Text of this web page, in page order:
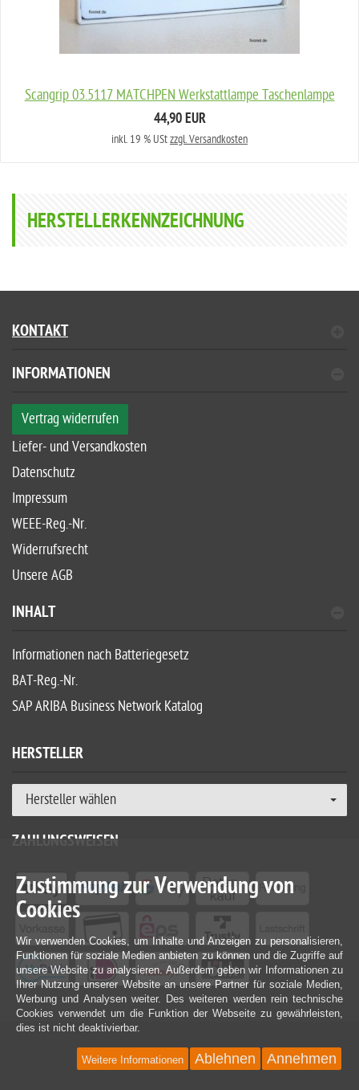
Scangrip 03.5117 MATCHPEN Werkstattlampe Taschenlampe
44,90 EUR
inkl. 19 % UStzzgl. Versandkosten
HERSTELLERKENNZEICHNUNG
KONTAKT
INFORMATIONEN
Vertrag widerrufen
Liefer- und Versandkosten
Datenschutz
Impressum
WEEE-Reg.-Nr.
Widerrufsrecht
Unsere AGB
INHALT
Informationen nach Batteriegesetz
BAT-Reg.-Nr.
SAP ARIBA Business Network Katalog
HERSTELLER
Hersteller wählen
ZAHLUNGSWEISEN
Zustimmung zur Verwendung von
Cookies
Wir verwenden Cookies, um Inhalte und Anzeigen zu personalisieren,
Funktionen für soziale Medien anbieten zu können und die Zugriffe auf
unsere Website zu analysieren. Außerdem geben wir Informationen zu
Ihrer Nutzung unserer Website an unsere Partner für soziale Medien,
Werbung und Analysen weiter. Des weiteren werden rein technische
Cookies verwendet um die Funktion der Webseite zu gewährleisten,
dies ist nicht deaktivierbar.
Annehmen
Ablehnen
Weitere Informationen